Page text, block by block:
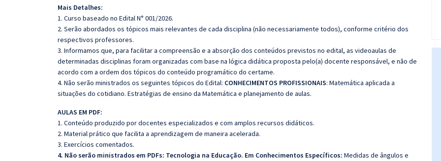
Mais Detalhes:
1. Curso baseado no Edital N° 001/2026.
2. Serão abordados os tópicos mais relevantes de cada disciplina (não necessariamente todos), conforme critério dos
respectivos professores.
3. Informamos que, para facilitar a compreensão e a absorção dos conteúdos previstos no edital, as videoaulas de
determinadas disciplinas foram organizadas com base na lógica didática proposta pelo(a) docente responsável, e não de
acordo com a ordem dos tópicos do conteúdo programático do certame.
4. Não serão ministrados os seguintes tópicos do Edital: CONHECIMENTOS PROFISSIONAIS: Matemática aplicada a
situações do cotidiano. Estratégias de ensino da Matemática e planejamento de aulas.
AULAS EM PDF:
1. Conteúdo produzido por docentes especializados e com amplos recursos didáticos.
2. Material prático que facilita a aprendizagem de maneira acelerada.
3. Exercícios comentados.
4. Não serão ministrados em PDFs: Tecnologia na Educação. Em Conhecimentos Específicos: Medidas de ângulos e